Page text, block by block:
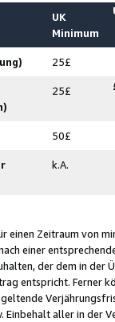
UK
Minimum
25£
25£
50£
k.A.
einen Zeitraum von
einer
der dem in der
entspricht. Ferner
Einbehalt aller in der